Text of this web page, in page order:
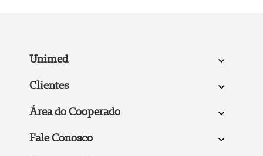
Unimed
Clientes
Área do Cooperado
Fale Conosco